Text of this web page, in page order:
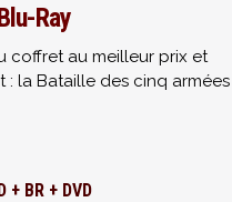
Ray
coffret au meilleur prix et
la Bataille des cinq armées
BR + DVD